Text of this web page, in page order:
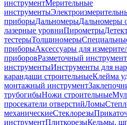
инструментМерительные
инструменты
приборыДальномерыДальномеры
лазерные уровниПирометры
тестерыТолщиномеры
приборыАксессуары для
приборовРазметочный инструмент
инструментыИнструменты для
карандаши строительныеКлейма
монтажный инструмент
трубогибыНожи строительные
просекатели отверстийЛомы
механическиеСтеклорезы
инструментПлиткорезыКельмы,